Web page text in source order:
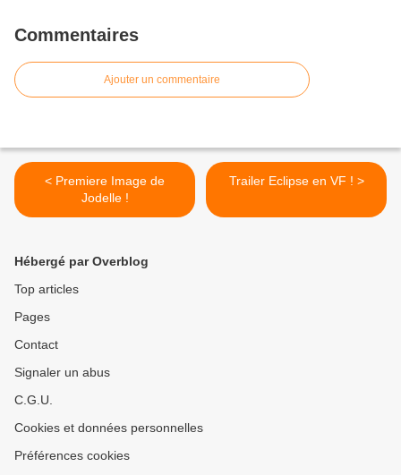
Commentaires
Ajouter un commentaire
< Premiere Image de
Jodelle !
Trailer Eclipse en VF ! >
Hébergé par Overblog
Top articles
Pages
Contact
Signaler un abus
C.G.U.
Cookies et données personnelles
Préférences cookies